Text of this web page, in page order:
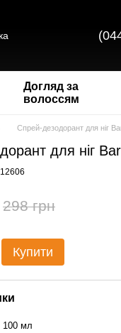
Догляд за
волоссям
Спрей-дезодорант для ніг
для ніг
298 грн
Купити
100 мл